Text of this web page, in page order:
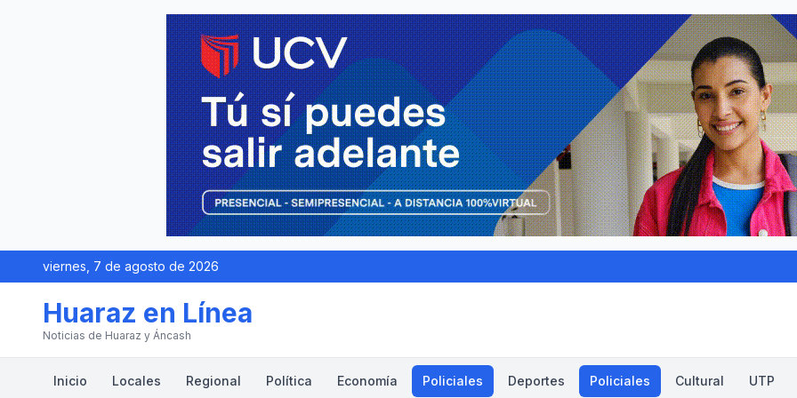
viernes, 7 de agosto de 2026
Huaraz en Línea
Noticias de Huaraz y Áncash
Inicio Locales Regional Política Economía Policiales Deportes Policiales Cultural UTP